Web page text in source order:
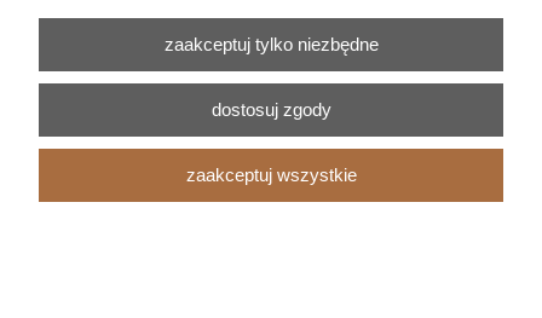
zaakceptuj tylko niezbędne
dostosuj zgody
zaakceptuj wszystkie